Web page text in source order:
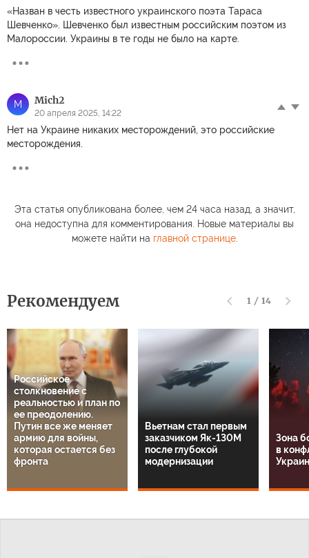
«Назван в честь известного украинского поэта Тараса
Шевченко». Шевченко был известным российским поэтом из
Малороссии. Украины в те годы не было на карте.
M Mich2
20 апреля 2025, 14:22
Нет на Украине никаких месторождений, это российские
месторождения.
Эта статья опубликована более, чем 24 часа назад, а значит,
она недоступна для комментирования. Новые материалы вы
можете найти на главной странице.
Рекомендуем 1 / 14
Российское
столкновение с
реальностью и план по
ее преодолению.
Путин все же меняет
армию для войны,
которая остается без
фронта
Вьетнам стал первым
заказчиком Як-130М
после глубокой
модернизации
Зона
в